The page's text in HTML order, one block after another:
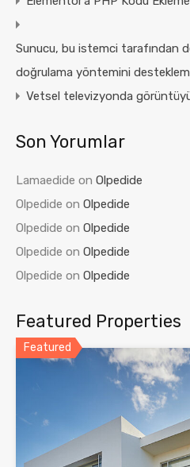
Sunucu, bu istemci tarafından
doğrulama yöntemini
Vetsel televizyonda
Son Yorumlar
Lamaedide on Olpedide
Olpedide on Olpedide
Olpedide on Olpedide
Olpedide on Olpedide
Olpedide on Olpedide
Featured Properties
Featured